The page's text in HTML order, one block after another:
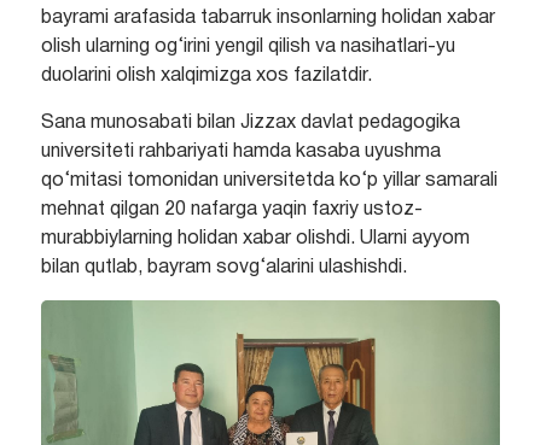
bayrami arafasida tabarruk insonlarning holidan xabar
olish ularning og‘irini yengil qilish va nasihatlari-yu
duolarini olish xalqimizga xos fazilatdir.
Sana munosabati bilan Jizzax davlat pedagogika
universiteti rahbariyati hamda kasaba uyushma
qo‘mitasi tomonidan universitetda ko‘p yillar samarali
mehnat qilgan 20 nafarga yaqin faxriy ustoz-
murabbiylarning holidan xabar olishdi. Ularni ayyom
bilan qutlab, bayram sovg‘alarini ulashishdi.